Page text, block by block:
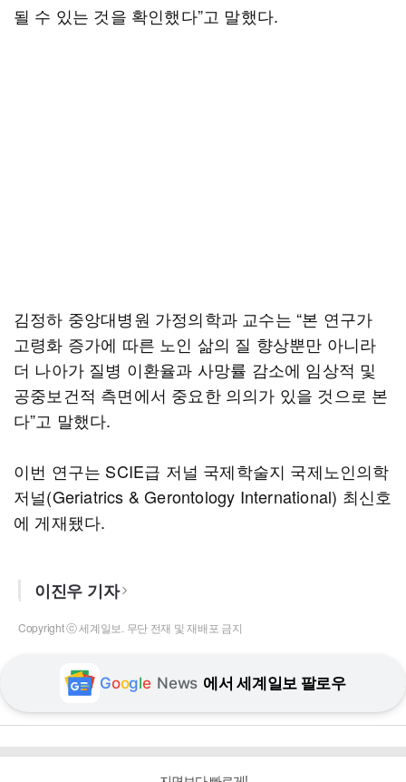
될 수 있는 것을 확인했다”고 말했다.
김정하 중앙대병원 가정의학과 교수는 “본 연구가
고령화 증가에 따른 노인 삶의 질 향상뿐만 아니라
더 나아가 질병 이환율과 사망률 감소에 임상적 및
공중보건적 측면에서 중요한 의의가 있을 것으로 본
다”고 말했다.
이번 연구는 SCIE급 저널 국제학술지 국제노인의학
저널(Geriatrics & Gerontology International) 최신호
에 게재됐다.
이진우 기자
Copyright ⓒ 세계일보. 무단 전재 및 재배포 금지
Google News 에서 세계일보 팔로우